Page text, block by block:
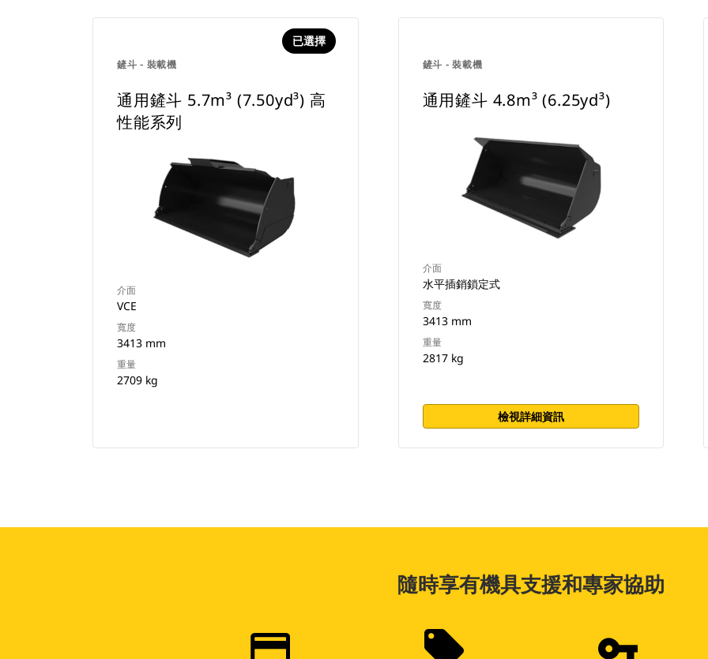
鏟斗 - 裝載機
已選擇
通用鏟斗 5.7m³ (7.50yd³) 高
性能系列
介面
VCE
寬度
3413 mm
重量
2709 kg
鏟斗 - 裝載機
通用鏟斗 4.8m³ (6.25yd³)
介面
水平插銷鎖定式
寬度
3413 mm
重量
2817 kg
檢視詳細資訊
隨時享有機具支援和專家協助